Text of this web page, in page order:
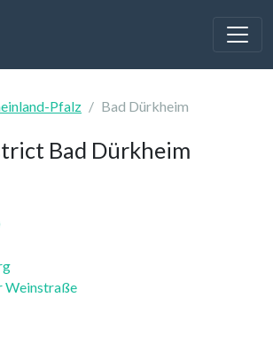
Pfalz Bad Dürkheim
Bad Dürkheim
Weinstraße